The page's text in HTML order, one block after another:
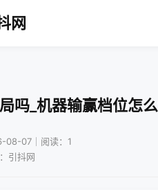
网
吗_机器输赢档位怎
08-07｜阅读：1
引抖网